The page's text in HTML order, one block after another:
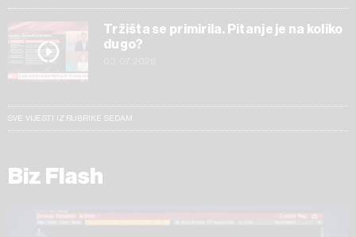
Tržišta se primirila. Pitanje je na koliko
dugo?
SVE VIJESTI IZ RUBRIKE SEDAM
Biz Flash